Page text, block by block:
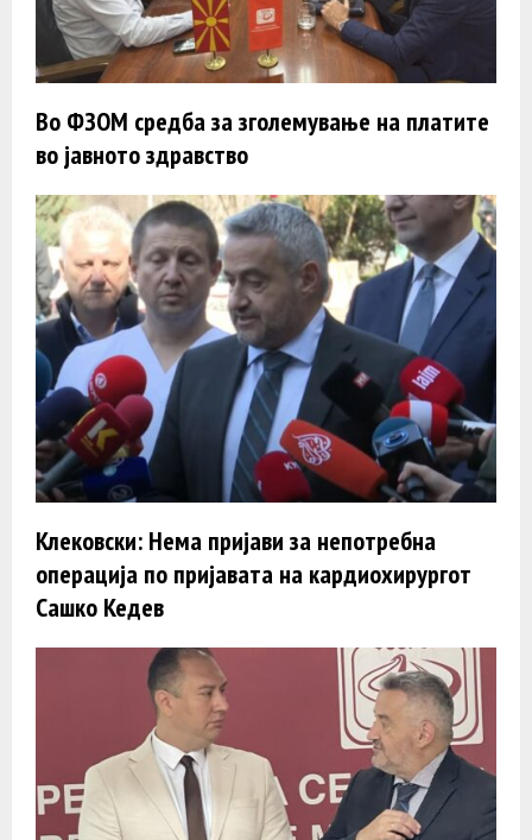
Во ФЗОМ средба за зголемување на платите
во јавното здравство
Клековски: Нема пријави за непотребна
операција по пријавата на кардиохирургот
Сашко Кедев